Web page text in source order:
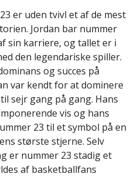
er uden tvivl et af de mest
Jordan bar nummer
sin karriere, og tallet er i
den legendariske spiller.
og succes på
var kendt for at dominere
sejr gang på gang. Hans
vis og hans
23 til et symbol på en
største stjerne. Selv
er nummer 23 stadig et
af basketballfans